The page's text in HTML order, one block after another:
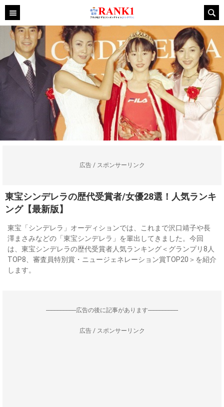
広告 / スポンサーリンク
東宝シンデレラの歴代受賞者/女優28選！人気ランキ
ング【最新版】
東宝「シンデレラ」オーディションでは、これまで沢口靖子や長
澤まさみなどの「東宝シンデレラ」を輩出してきました。今回
は、東宝シンデレラの歴代受賞者人気ランキング＜グランプリ8人
TOP8、審査員特別賞・ニュージェネレーション賞TOP20＞を紹介
します。
--------------------広告の後に記事があります--------------------
広告 / スポンサーリンク